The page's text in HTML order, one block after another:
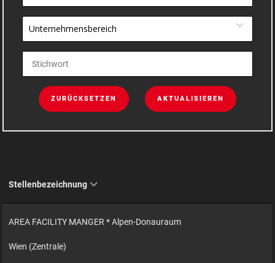
Unternehmensbereich
ZURÜCKSETZEN AKTUALISIEREN
Stellenbezeichnung
AREA FACILITY MANGER * Alpen-Donauraum
Wien (Zentrale)